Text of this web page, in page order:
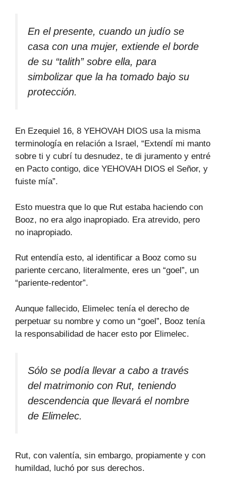
En el presente, cuando un judío se
casa con una mujer, extiende el borde
de su “talith” sobre ella, para
simbolizar que la ha tomado bajo su
protección.
En Ezequiel 16, 8 YEHOVAH DIOS usa la misma
terminología en relación a Israel, “Extendí mi manto
sobre ti y cubrí tu desnudez, te di juramento y entré
en Pacto contigo, dice YEHOVAH DIOS el Señor, y
fuiste mía”.
Esto muestra que lo que Rut estaba haciendo con
Booz, no era algo inapropiado. Era atrevido, pero
no inapropiado.
Rut entendía esto, al identificar a Booz como su
pariente cercano, literalmente, eres un “goel”, un
“pariente-redentor”.
Aunque fallecido, Elimelec tenía el derecho de
perpetuar su nombre y como un “goel”, Booz tenía
la responsabilidad de hacer esto por Elimelec.
Sólo se podía llevar a cabo a través
del matrimonio con Rut, teniendo
descendencia que llevará el nombre
de Elimelec.
Rut, con valentía, sin embargo, propiamente y con
humildad, luchó por sus derechos.